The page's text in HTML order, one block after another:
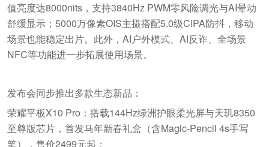
值亮度达8000nits，支持3840Hz PWM零风险调光与AI晕动
舒缓显示；5000万像素OIS主摄搭配5.0级CIPA防抖，移动
场景也能稳定出片。此外，AI户外模式、AI反诈、全场景
NFC等功能进一步拓展使用场景。
发布会同步推出多款生态新品：
荣耀平板X10 Pro：搭载144Hz绿洲护眼柔光屏与天玑8350
至尊版芯片，首发马年新春礼盒（含Magic-Pencil 4s手写
笔），售价2499元起；